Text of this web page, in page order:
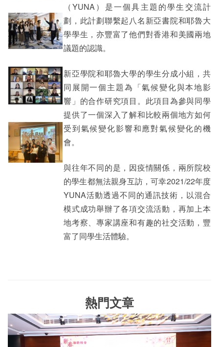
影片庫
（YUNA）是一個具主題的學生交流計
劃，此計劃聯繫起八名新亞書院和耶魯大
學學生，亦豐富了他們對香港和美國兩地
議題的認識。
新亞學院和耶魯大學的學生分成小組，共
同展開一個主題為「氣候變化與本地影
響」的合作研究項目。此項目為參與同學
提供了一個深入了解和比較兩個地方如何
受到氣候變化影響和應對氣候變化的機
會。
與往年不同的是，因疫情關係，兩所院校
的學生都無法親身互訪，可幸2021/22年度
YUNA活動透過不同的通訊技術，以混合
模式成功舉辦了各項交流活動，再加上本
地考察、專家講座和有趣的社交活動，豐
富了同學生活體驗。
熱門文章